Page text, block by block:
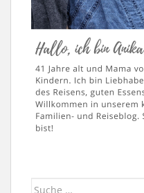
Suche